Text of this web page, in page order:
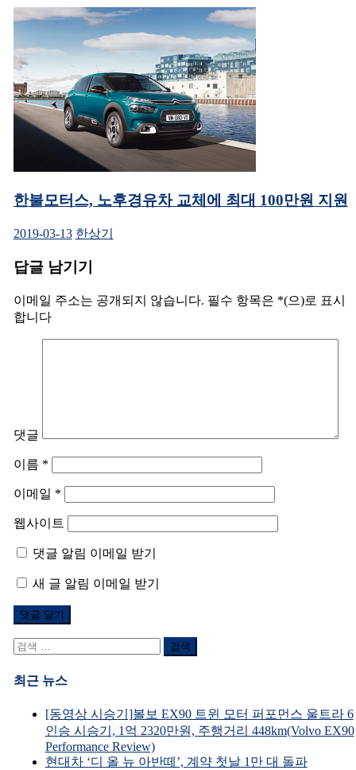
한불모터스, 노후경유차 교체에 최대 100만원 지원
2019-03-13 한상기
답글 남기기
이메일 주소는 공개되지 않습니다. 필수 항목은 *(으)로 표시
합니다
댓글
이름 *
이메일 *
웹사이트
댓글 알림 이메일 받기
새 글 알림 이메일 받기
검
어:
최근 뉴스
[동영상 시승기]볼보 EX90 트윈 모터 퍼포먼스 울트라 6
인승 시승기, 1억 2320만원, 주행거리 448km(Volvo EX90
Performance Review)
현대차 ‘디 올 뉴 아반떼’, 계약 첫날 1만 대 돌파